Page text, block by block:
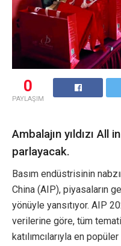
0
PAYLAŞIM
Ambalajın yıldızı All
parlayacak.
Basım endüstrisinin
China (AIP), piyasaların
yönüyle yansıtıyor. AIP
verilerine göre, tüm
katılımcılarıyla en